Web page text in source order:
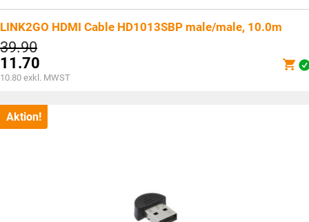
LINK2GO HDMI Cable HD1013SBP male/male, 10.0m
39.90Ursprünglicher
Preis
war:
CHF39.90
11.70
Aktueller
ist:
CHF11.70.
10.80 exkl. MWST
Aktion!